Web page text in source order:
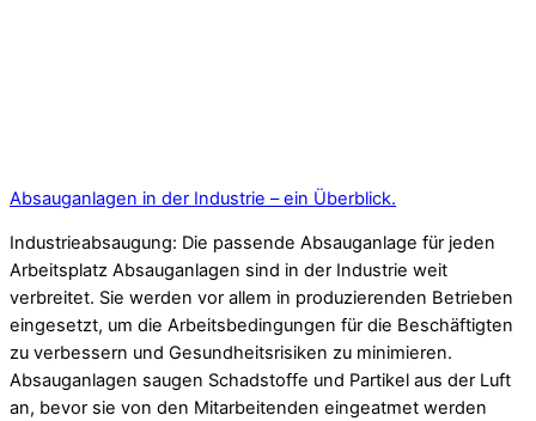
Absauganlagen in der Industrie – ein Überblick.
Industrieabsaugung: Die passende Absauganlage für jeden
Arbeitsplatz Absauganlagen sind in der Industrie weit
verbreitet. Sie werden vor allem in produzierenden Betrieben
eingesetzt, um die Arbeitsbedingungen für die Beschäftigten
zu verbessern und Gesundheitsrisiken zu minimieren.
Absauganlagen saugen Schadstoffe und Partikel aus der Luft
an, bevor sie von den Mitarbeitenden eingeatmet werden